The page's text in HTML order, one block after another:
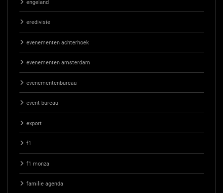
engeland
eredivisie
evenementen achterhoek
evenementen amsterdam
evenementenbureau
event bureau
export
f1
f1 monza
familie agenda